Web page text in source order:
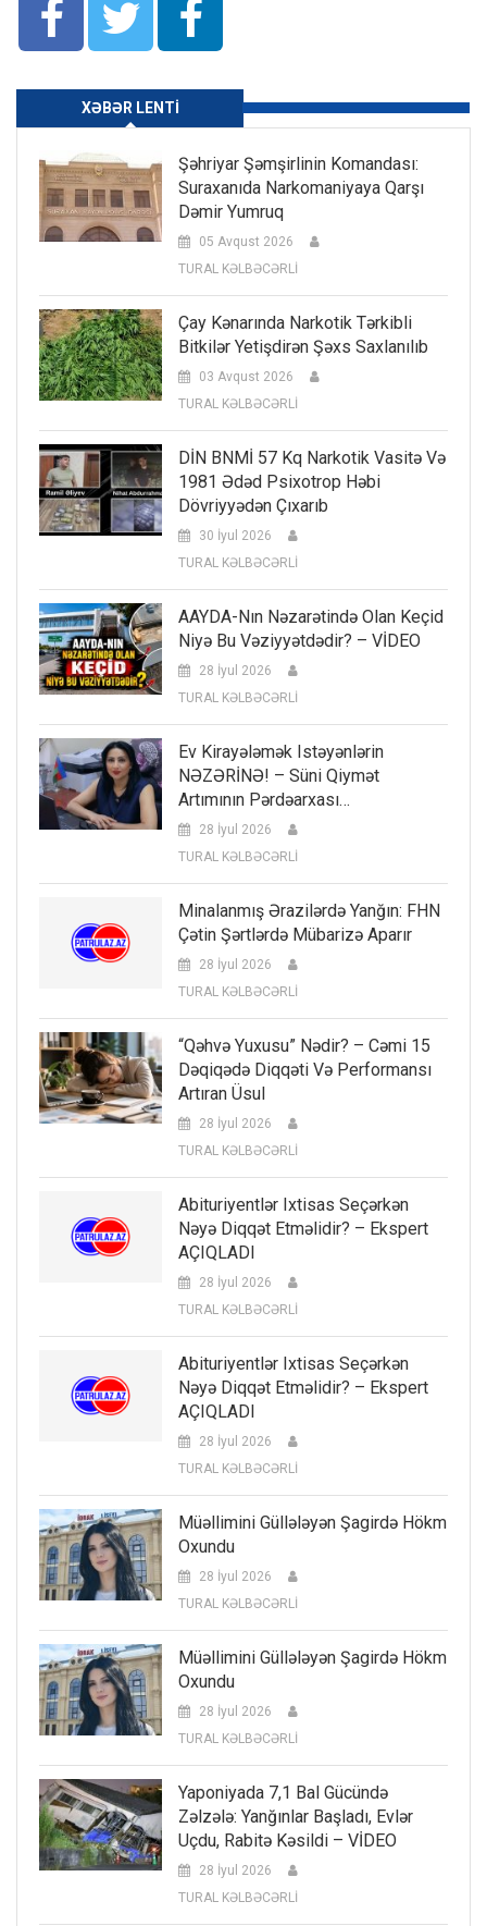
XƏBƏR LENTI
Şəhriyar Şəmşirlinin Komandası:
Suraxanıda Narkomaniyaya Qarşı
Dəmir Yumruq
05 Avqust 2026
TURAL KƏLBƏCƏRLİ
Çay Kənarında Narkotik Tərkibli
Bitkilər Yetişdirən Şəxs Saxlanılıb
03 Avqust 2026
TURAL KƏLBƏCƏRLİ
DİN BNMİ 57 Kq Narkotik Vasitə Və
1981 Ədəd Psixotrop Həbi
Dövriyyədən Çıxarıb
30 İyul 2026
TURAL KƏLBƏCƏRLİ
AAYDA-Nın Nəzarətində Olan Keçid
Niyə Bu Vəziyyətdədir? – VİDEO
28 İyul 2026
TURAL KƏLBƏCƏRLİ
Ev Kirayələmək Istəyənlərin
NƏZƏRİNƏ! – Süni Qiymət
Artımının Pərdəarxası…
28 İyul 2026
TURAL KƏLBƏCƏRLİ
Minalanmış Ərazilərdə Yanğın: FHN
Çətin Şərtlərdə Mübarizə Aparır
28 İyul 2026
TURAL KƏLBƏCƏRLİ
“Qəhvə Yuxusu” Nədir? – Cəmi 15
Dəqiqədə Diqqəti Və Performansı
Artıran Üsul
28 İyul 2026
TURAL KƏLBƏCƏRLİ
Abituriyentlər Ixtisas Seçərkən
Nəyə Diqqət Etməlidir? – Ekspert
AÇIQLADI
28 İyul 2026
TURAL KƏLBƏCƏRLİ
Abituriyentlər Ixtisas Seçərkən
Nəyə Diqqət Etməlidir? – Ekspert
AÇIQLADI
28 İyul 2026
TURAL KƏLBƏCƏRLİ
Müəllimini Güllələyən Şagirdə Hökm
Oxundu
28 İyul 2026
TURAL KƏLBƏCƏRLİ
Müəllimini Güllələyən Şagirdə Hökm
Oxundu
28 İyul 2026
TURAL KƏLBƏCƏRLİ
Yaponiyada 7,1 Bal Gücündə
Zəlzələ: Yanğınlar Başladı, Evlər
Uçdu, Rabitə Kəsildi – VİDEO
28 İyul 2026
TURAL KƏLBƏCƏRLİ